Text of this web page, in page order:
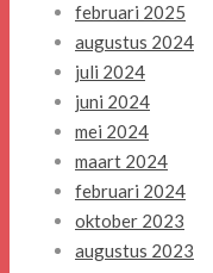
februari 2025
augustus 2024
juli 2024
juni 2024
mei 2024
maart 2024
februari 2024
oktober 2023
augustus 2023